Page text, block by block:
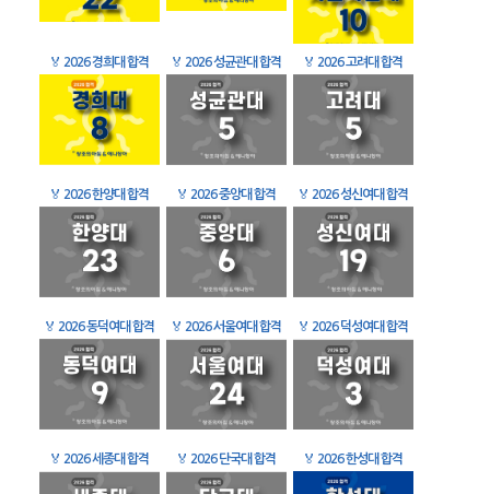
🏅 2026 경희대 합격 🏅 2026 성균관대 합격 🏅 2026 고려대 합격
🏅 2026 한양대 합격 🏅 2026 중앙대 합격 🏅 2026 성신여대 합격
🏅 2026 동덕여대 합격 🏅 2026 서울여대 합격 🏅 2026 덕성여대 합격
🏅 2026 세종대 합격 🏅 2026 단국대 합격 🏅 2026 한성대 합격